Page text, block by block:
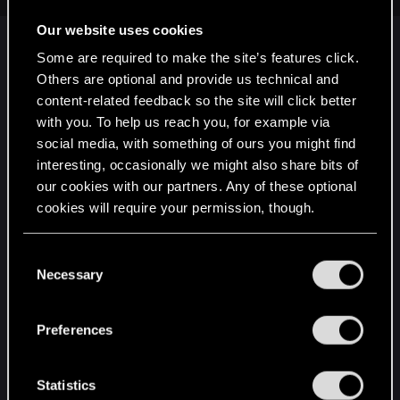
Our website uses cookies
Some are required to make the site’s features click.
Others are optional and provide us technical and
content-related feedback so the site will click better
with you. To help us reach you, for example via
social media, with something of ours you might find
interesting, occasionally we might also share bits of
our cookies with our partners. Any of these optional
cookies will require your permission, though.
and tweak your preferences regarding them in the
Necessary
Preferences
Statistics
Главное, чтобы наши ожидания и их
"получилось" совпали. У Нетфликса с
Ведьмаком тоже получилось все хорошо... Но
только не для фанатов серии Ведьмак и лора
вселенной.
Тоже очень рада новости о ремейке. Очень
многие ждали таких новостей.
Post automatically merged:Oct 27, 2022
пес или Главный пес. Получается, что
название дает нам намек на собаку (волка). Мы
волком, поэтому задним числом видно, что